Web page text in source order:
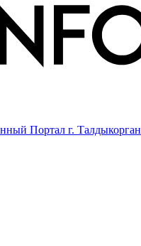
Портал г. Талдыкорган